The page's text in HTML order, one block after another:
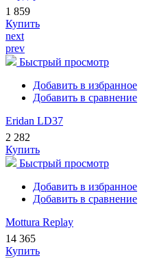
1 859
Купить
next
prev
Быстрый просмотр
Добавить в избранное
Добавить в сравнение
Eridan LD37
2 282
Купить
Быстрый просмотр
Добавить в избранное
Добавить в сравнение
Mottura Replay
14 365
Купить